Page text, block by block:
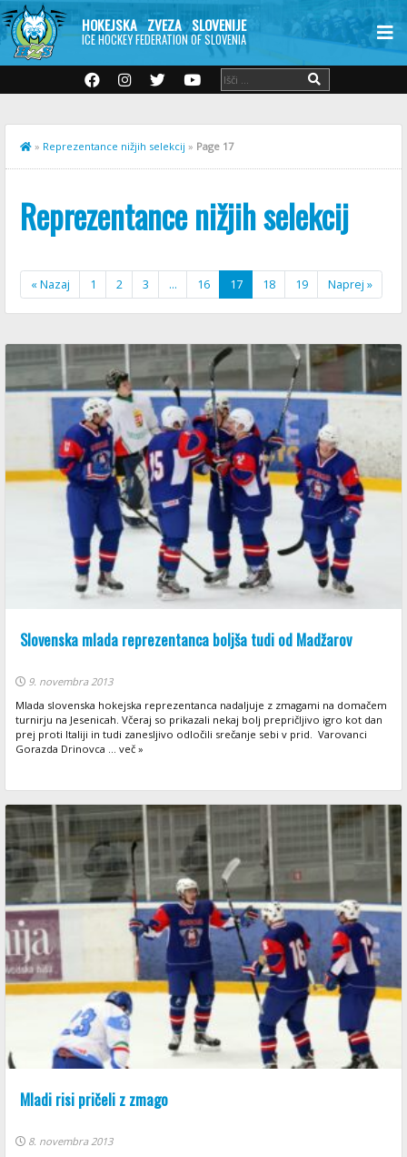
HOKEJSKA ZVEZA SLOVENIJE
ICE HOCKEY FEDERATION OF SLOVENIA
» Reprezentance nižjih selekcij » Page 17
Reprezentance nižjih selekcij
« Nazaj 1 2 3 … 16 17 18 19 Naprej »
Slovenska mlada reprezentanca boljša tudi od Madžarov
9. novembra 2013
Mlada slovenska hokejska reprezentanca nadaljuje z zmagami na domačem
turnirju na Jesenicah. Včeraj so prikazali nekaj bolj prepričljivo igro kot dan
prej proti Italiji in tudi zanesljivo odločili srečanje sebi v prid. Varovanci
Gorazda Drinovca ... več »
Mladi risi pričeli z zmago
8. novembra 2013